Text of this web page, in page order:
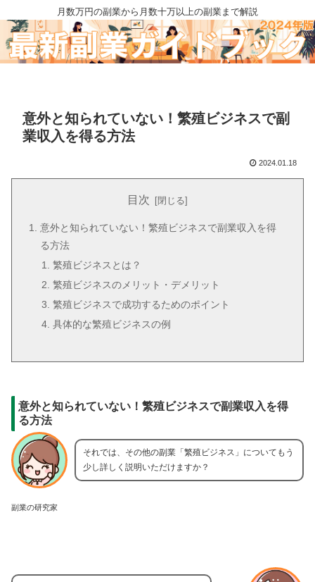
月数万円の副業から月数十万以上の副業まで解説
意外と知られていない！繁殖ビジネスで副
業収入を得る方法
2024.01.18
目次
意外と知られていない！繁殖ビジネスで副業収入を得
る方法
繁殖ビジネスとは？
繁殖ビジネスのメリット・デメリット
繁殖ビジネスで成功するためのポイント
具体的な繁殖ビジネスの例
意外と知られていない！繁殖ビジネスで副業収入を得
る方法
副業の研究家
それでは、その他の副業「繁殖ビジネス」についてもう
少し詳しく説明いただけますか？